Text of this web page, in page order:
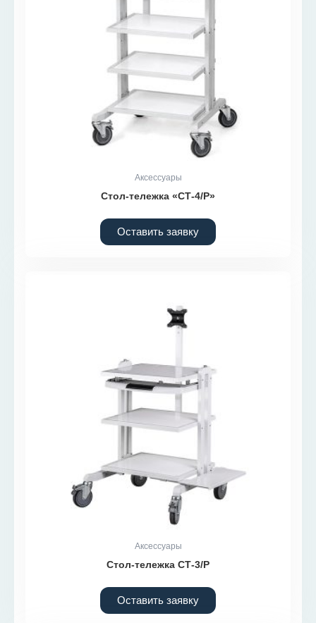
Аксессуары
Стол-тележка «СТ-4/Р»
Оставить заявку
Аксессуары
Стол-тележка СТ-3/Р
Оставить заявку